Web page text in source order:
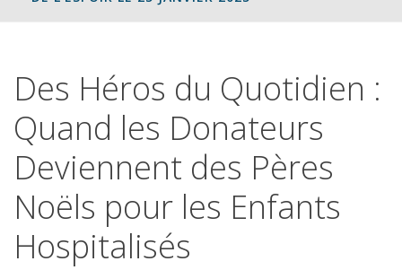
Des Héros du Quotidien :
Quand les Donateurs
Deviennent des Pères
Noëls pour les Enfants
Hospitalisés